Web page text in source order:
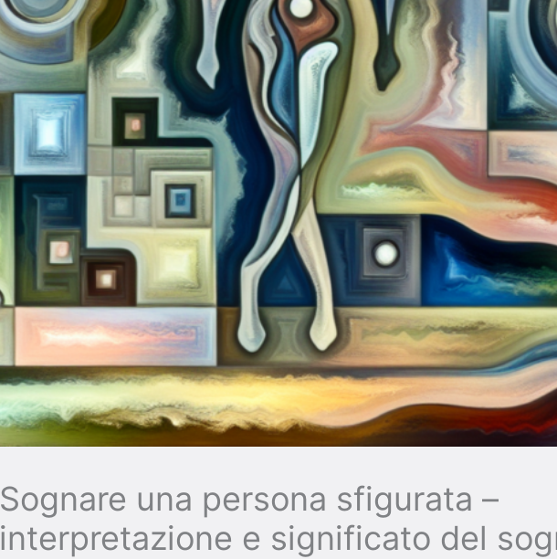
Sognare una persona sfigurata –
interpretazione e significato del